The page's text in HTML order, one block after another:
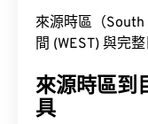
來源時區（
間 (WEST) 與完
來源時區到
具